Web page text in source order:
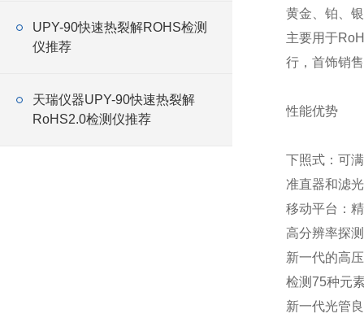
UPY-90快速热裂解ROHS检测
仪推荐
天瑞仪器UPY-90快速热裂解
RoHS2.0检测仪推荐
黄金、铂、
主要用于
行，首饰销
性能优势
下照式：可
准直器和滤
移动平台：
高分辨率探
新一代的高
检测75种元
新一代光管